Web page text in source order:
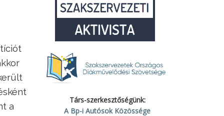
a
Társ-szerkesztőségünk:
A Bp-i Autósok Közössége